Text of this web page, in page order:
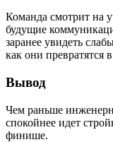
Команда смотрит на
будущие
заранее увидеть
как они превратятся
Вывод
Чем раньше
спокойнее идет
финише.